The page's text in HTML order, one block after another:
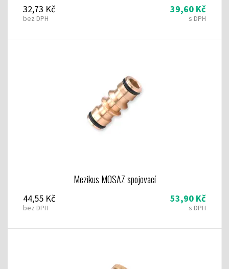
32,73 Kč
bez DPH
39,60 Kč
s DPH
Mezikus MOSAZ spojovací
44,55 Kč
bez DPH
53,90 Kč
s DPH